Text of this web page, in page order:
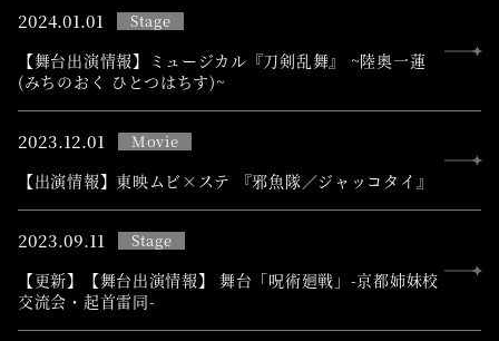
2024.01.01 Stage
【舞台出演情報】ミュージカル『刀剣乱舞』 ~陸奥一蓮
(みちのおく ひとつはちす)~
2023.12.01 Movie
【出演情報】東映ムビ×ステ 『邪魚隊／ジャッコタイ』
2023.09.11 Stage
【更新】【舞台出演情報】 舞台「呪術廻戦」-京都姉妹校
交流会・起首雷同-